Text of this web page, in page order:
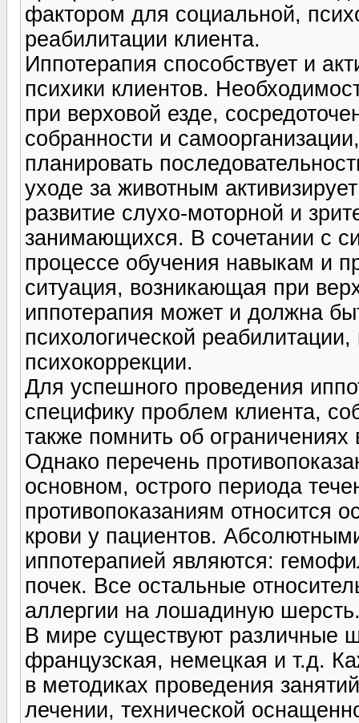
фактором для социальной,
реабилитации клиента.
Иппотерапия способствует и
психики клиентов.
при верховой езде,
собранности и
планировать
уходе за животным
развитие слухо-моторной и
занимающихся. В сочетании с
процессе обучения навыкам и
ситуация, возникающая при
иппотерапия может и должна
психологической
психокоррекции.
Для успешного проведения
специфику проблем клиента,
также помнить об
Однако перечень
основном, острого периода
противопоказаниям относится
крови у пациентов.
иппотерапией являются:
почек. Все остальные
аллергии на лошадиную
В мире существуют различные
французская, немецкая и т.д.
в методиках проведения
лечении, технической